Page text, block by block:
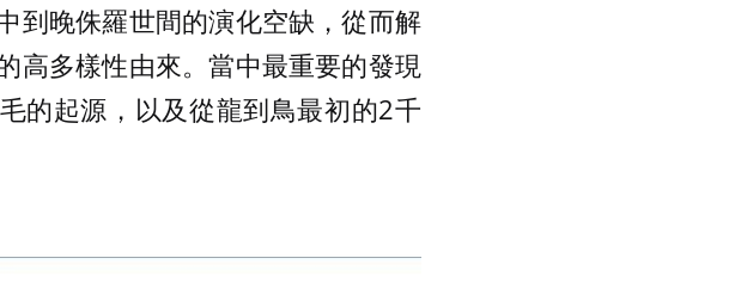
到晚侏羅世間的演化空缺，從而解
高多樣性由來。當中最重要的發現
的起源，以及從龍到鳥最初的2千